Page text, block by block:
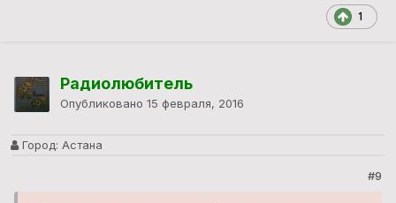
1
Радиолюбитель
Опубликовано 15 февраля, 2016
Город: Астана
#9